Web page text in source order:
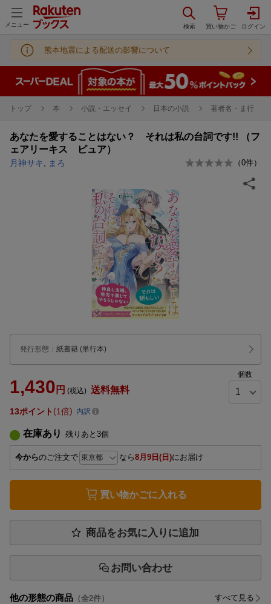
メニュー
熊本地震による配送の影響について
トップ 本 小説・エッセイ 日本の小説 著者名・ま行
あなたを愛することはない？ それは私の台詞です!! （フ
ェアリーキス ピュア）
月神サキ まろ （0件）
発行形態 ： 紙書籍 (単行本)
1,430 円 (税込) 送料無料
個数
13ポイント 1倍 内訳
在庫あり 残りあと 3個
今からのご注文で なら8月9日(日)にお届け
買い物かごに入れる
商品をお気に入りに追加
お問い合わせ
他の形態の商品 （全2件） すべて見る